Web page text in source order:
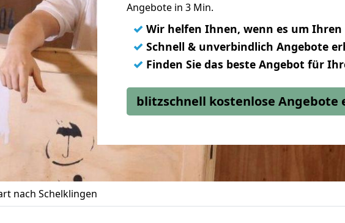
Angebote in 3 Min.
✓ Wir helfen Ihnen, wenn es um Ihren
✓ Schnell & unverbindlich Angebote
✓ Finden Sie das beste Angebot für
blitzschnell kostenlose Angebote
nach Schelklingen